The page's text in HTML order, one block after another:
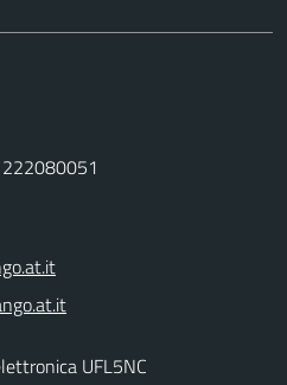
UFL5NC